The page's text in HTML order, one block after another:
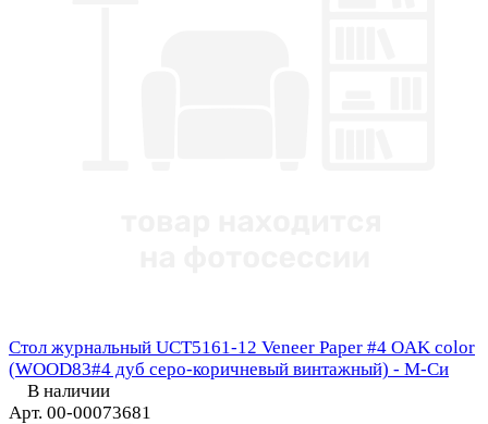
Стол журнальный UCT5161-12 Veneer Paper #4 OAK color
(WOOD83#4 дуб серо-коричневый винтажный) - М-Си
В наличии
Арт. 00-00073681